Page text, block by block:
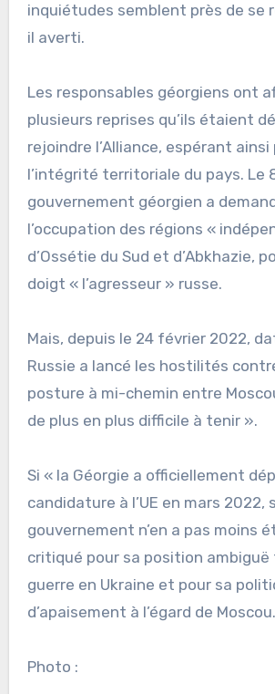
inquiétudes semblent près de se
il averti.
Les responsables géorgiens ont
plusieurs reprises qu’ils étaient
rejoindre l’Alliance, espérant ainsi
l’intégrité territoriale du pays. Le
gouvernement géorgien a
l’occupation des régions «
d’Ossétie du Sud et d’Abkhazie,
doigt « l’agresseur » russe.
Mais, depuis le 24 février 2022,
Russie a lancé les hostilités
posture à mi-chemin entre
de plus en plus difficile à tenir ».
Si « la Géorgie a officiellement
candidature à l’UE en mars 2022,
gouvernement n’en a pas moins
critiqué pour sa position ambiguë
guerre en Ukraine et pour sa
d’apaisement à l’égard de Moscou.
Photo :